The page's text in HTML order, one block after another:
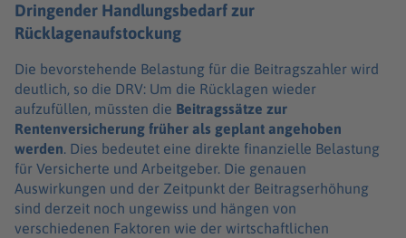
Dringender Handlungsbedarf zur
Rücklagenaufstockung
Die bevorstehende Belastung für die Beitragszahler wird
deutlich, so die DRV: Um die Rücklagen wieder
aufzufüllen, müssten die Beitragssätze zur
Rentenversicherung früher als geplant angehoben
werden. Dies bedeutet eine direkte finanzielle Belastung
für Versicherte und Arbeitgeber. Die genauen
Auswirkungen und der Zeitpunkt der Beitragserhöhung
sind derzeit noch ungewiss und hängen von
verschiedenen Faktoren wie der wirtschaftlichen